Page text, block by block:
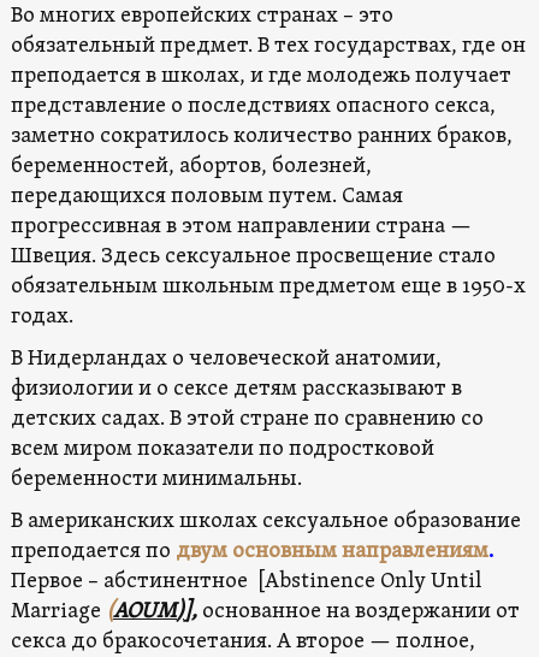
Во многих европейских странах – это
обязательный предмет. В тех государствах, где он
преподается в школах, и где молодежь получает
представление о последствиях опасного секса,
заметно сократилось количество ранних браков,
беременностей, абортов, болезней,
передающихся половым путем. Самая
прогрессивная в этом направлении страна —
Швеция. Здесь сексуальное просвещение стало
обязательным школьным предметом еще в 1950-х
годах.
В Нидерландах о человеческой анатомии,
физиологии и о сексе детям рассказывают в
детских садах. В этой стране по сравнению со
всем миром показатели по подростковой
беременности минимальны.
В американских школах сексуальное образование
преподается по двум основным направлениям.
Первое – абстинентное [Abstinence Only Until
Marriage (AOUM)], основанное на воздержании от
секса до бракосочетания. А второе — полное,